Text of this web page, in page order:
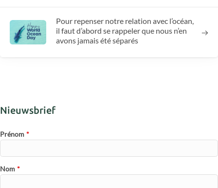
Pour repenser notre relation avec l’océan,
il faut d’abord se rappeler que nous n’en
avons jamais été séparés
Nieuwsbrief
Prénom *
Nom *